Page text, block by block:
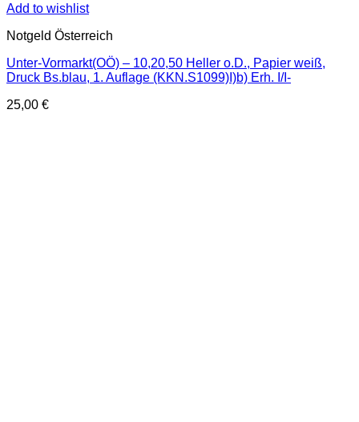
Add to wishlist
Notgeld Österreich
Unter-Vormarkt(OÖ) – 10,20,50 Heller o.D., Papier weiß,
Druck Bs.blau, 1. Auflage (KKN.S1099)I)b) Erh. I/I-
25,00 €